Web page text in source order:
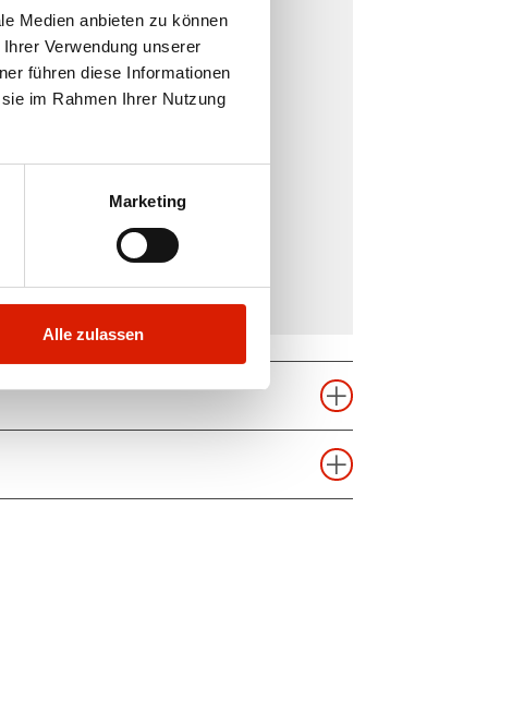
Medien anbieten zu können
Verwendung unserer
führen diese Informationen
im Rahmen Ihrer Nutzung
Marketing
Alle zulassen
translations.